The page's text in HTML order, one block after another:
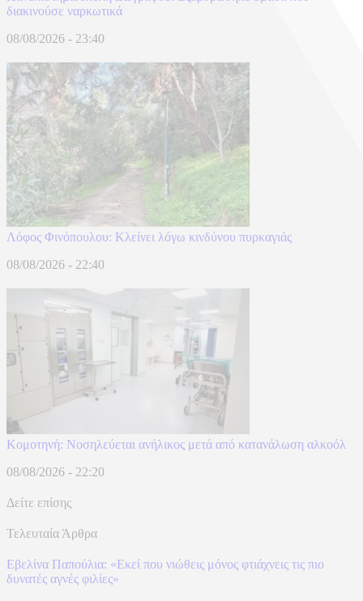
διακινούσε ναρκωτικά
08/08/2026 - 23:40
Λόφος Φινόπουλου: Κλείνει λόγω κινδύνου πυρκαγιάς
08/08/2026 - 22:40
Κομοτηνή: Νοσηλεύεται ανήλικος μετά από κατανάλωση αλκοόλ
08/08/2026 - 22:20
Δείτε επίσης
Τελευταία Άρθρα
Εβελίνα Παπούλια: «Εκεί που νιώθεις μόνος φτιάχνεις τις πιο
δυνατές αγνές φιλίες»